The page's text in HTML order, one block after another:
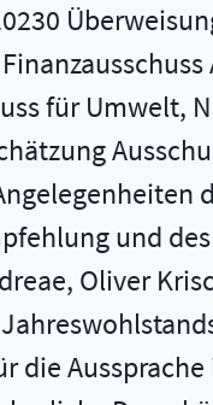
für Umwelt,
und
Oliver